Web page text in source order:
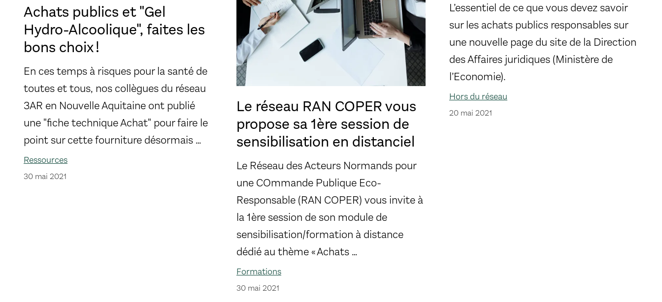
Achats publics et "Gel
Hydro-Alcoolique", faites les
bons choix !
En ces temps à risques pour la santé de
toutes et tous, nos collègues du réseau
3AR en Nouvelle Aquitaine ont publié
une "fiche technique Achat" pour faire le
point sur cette fourniture désormais …
Ressources
30 mai 2021
Le réseau RAN COPER vous
propose sa 1ère session de
sensibilisation en distanciel
Le Réseau des Acteurs Normands pour
une COmmande Publique Eco-
Responsable (RAN COPER) vous invite à
la 1ère session de son module de
sensibilisation/formation à distance
dédié au thème « Achats …
Formations
30 mai 2021
L’essentiel de ce que vous devez savoir
sur les achats publics responsables sur
une nouvelle page du site de la Direction
des Affaires juridiques (Ministère de
l’Economie).
Hors du réseau
20 mai 2021